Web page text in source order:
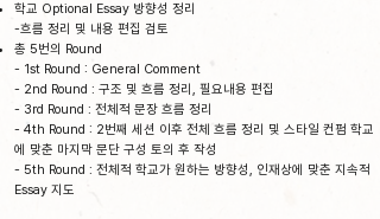
학교 Optional Essay 방향성 정리
-흐름 정리 및 내용 편집 검토
총 5번의 Round
- 1st Round : General Comment
- 2nd Round : 구조 및 흐름 정리, 필요내용 편집
- 3rd Round : 전체적 문장 흐름 정리
- 4th Round : 2번째 세션 이후 전체 흐름 정리 및 스타일 컨펌 학교
에 맞춘 마지막 문단 구성 토의 후 작성
- 5th Round : 전체적 학교가 원하는 방향성, 인재상에 맞춘 지속적
Essay 지도